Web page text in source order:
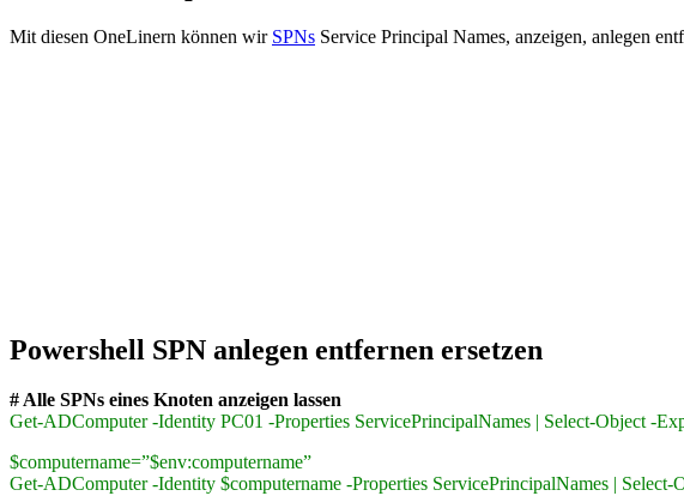
Mit diesen OneLinern können wir SPNs Service Principal Names, anzeigen, anlegen
Powershell SPN anlegen entfernen ersetzen
# Alle SPNs eines Knoten anzeigen lassen
Get-ADComputer -Identity PC01 -Properties ServicePrincipalNames | Select-Object -
$computername=”$env:computername”
Get-ADComputer -Identity $computername -Properties ServicePrincipalNames |